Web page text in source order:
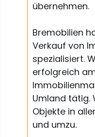
übernehmen.
Bremobilien
Verkauf von
spezialisiert.
erfolgreich
Umland tätig.
Objekte in
und umzu.